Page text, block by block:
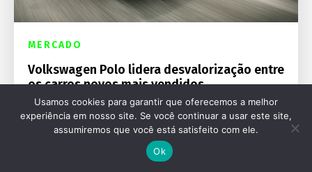
MERCADO
Volkswagen Polo lidera desvalorização entre
os carros novos mais vendidos
Usamos cookies para garantir que oferecemos a melhor
experiência em nosso site. Se você continuar a usar este site,
assumiremos que você está satisfeito com ele.
Ok